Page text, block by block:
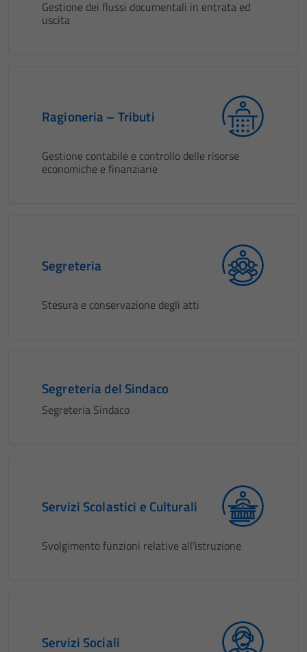
Gestione dei flussi documentali in entrata ed
uscita
Ragioneria – Tributi
Gestione contabile e controllo delle risorse
economiche e finanziarie
Segreteria
Stesura e conservazione degli atti
Segreteria del Sindaco
Segreteria Sindaco
Servizi Scolastici e Culturali
Svolgimento funzioni relative all'istruzione
Servizi Sociali